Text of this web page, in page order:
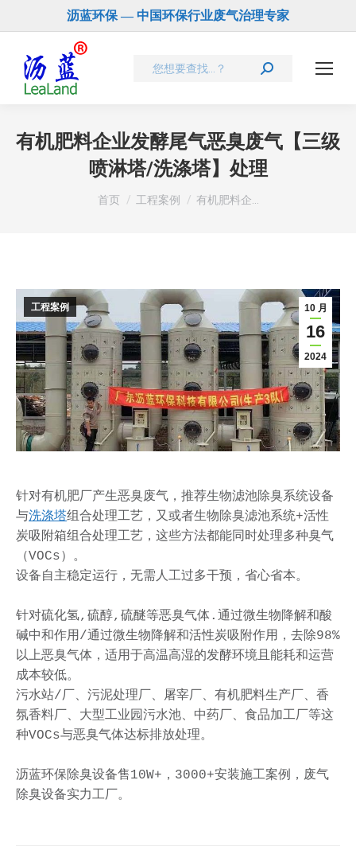
沥蓝环保 — 中国环保行业废气治理专家
Search:
有机肥料企业发酵尾气恶臭废气【三级
喷淋塔/洗涤塔】处理
您在这里：
首页 工程案例 有机肥料企…
10 月
16
2024
工程案例
针对有机肥厂产生恶臭废气，推荐生物滤池除臭系统设备
与洗涤塔组合处理工艺，又或者生物除臭滤池系统+活性
炭吸附箱组合处理工艺，这些方法都能同时处理多种臭气
（VOCs）。
设备自主稳定运行，无需人工过多干预，省心省本。
针对硫化氢,硫醇,硫醚等恶臭气体.通过微生物降解和酸
碱中和作用/通过微生物降解和活性炭吸附作用，去除98%
以上恶臭气体，适用于高温高湿的发酵环境且能耗和运营
成本较低。
污水站/厂、污泥处理厂、屠宰厂、有机肥料生产厂、香
氛香料厂、大型工业园污水池、中药厂、食品加工厂等这
种VOCs与恶臭气体达标排放处理。
沥蓝环保除臭设备售10W+，3000+安装施工案例，废气
除臭设备实力工厂。